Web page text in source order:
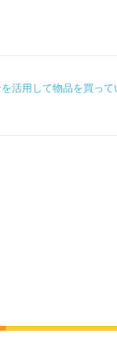
活用して物品を買って